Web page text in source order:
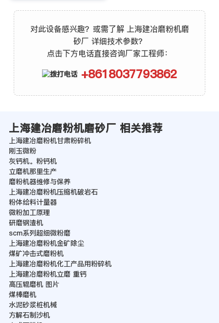
对此设备感兴趣？或需了解 上海建冶磨粉机磨
砂厂 详细技术参数？
点击下方电话直接咨询厂家工程师：
+8618037793862
上海建冶磨粉机磨砂厂 相关推荐
上海建冶磨粉机甘肃粉碎机
刚玉微粉
灰钙机。粉钙机
立磨机那里生产
磨粉机器维修与保养
上海建冶磨粉机压缩机破岩石
粉体给料计量器
微粉加工原理
研磨钢渣机
scm系列超细微粉磨
上海建冶磨粉机金矿除尘
煤矿冲击式磨粉机
上海建冶磨粉机化工产品用粉碎机
上海建冶磨粉机立磨 重钙
高压辊磨机 图片
煤棒磨机
水泥砂浆桩机械
方解石制沙机